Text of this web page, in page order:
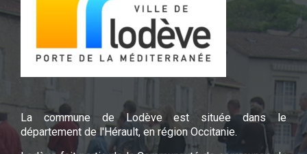
La commune de Lodève est située dans le
département de l'Hérault, en région Occitanie.